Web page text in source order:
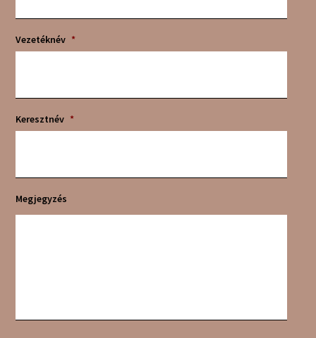
Vezetéknév *
Keresztnév *
Megjegyzés